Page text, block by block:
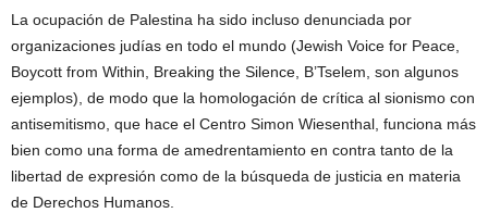
La ocupación de Palestina ha sido incluso denunciada por
organizaciones judías en todo el mundo (Jewish Voice for Peace,
Boycott from Within, Breaking the Silence, B’Tselem, son algunos
ejemplos), de modo que la homologación de crítica al sionismo con
antisemitismo, que hace el Centro Simon Wiesenthal, funciona más
bien como una forma de amedrentamiento en contra tanto de la
libertad de expresión como de la búsqueda de justicia en materia
de Derechos Humanos.